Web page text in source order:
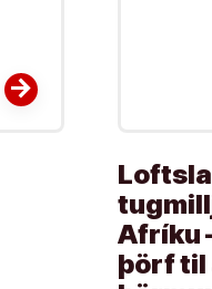
arrow_forward
Afríku
þörf til